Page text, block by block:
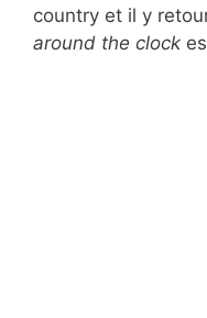
country et il y
around the clock